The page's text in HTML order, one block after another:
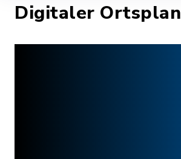
Digitaler Ortsplan